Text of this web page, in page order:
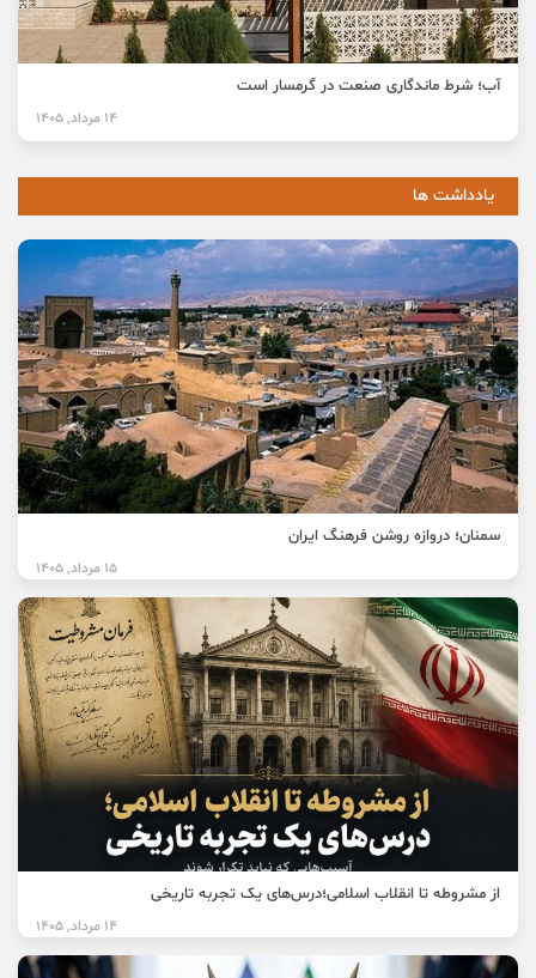
آب؛ شرط ماندگاری صنعت در گرمسار است
14 مرداد, 1405
یادداشت ها
سمنان؛ دروازه روشن فرهنگ ایران
15 مرداد, 1405
از مشروطه تا انقلاب اسلامی؛درس‌های یک تجربه تاریخی
14 مرداد, 1405